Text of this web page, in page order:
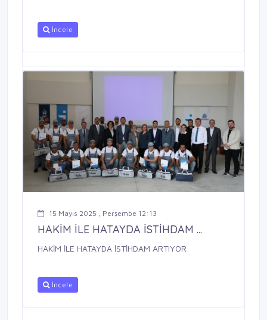
İncele
15 Mayıs 2025 , Perşembe 12:13
HAKİM İLE HATAYDA İSTİHDAM ...
HAKİM İLE HATAYDA İSTİHDAM ARTIYOR
İncele